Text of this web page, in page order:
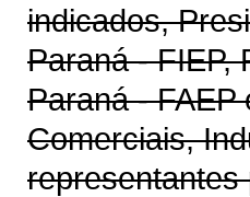
indicados,
Paraná - FIEP,
Paraná -
Comerciais,
representantes